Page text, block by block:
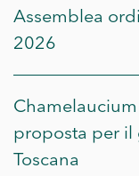
Assemblea
2026
proposta per
Toscana